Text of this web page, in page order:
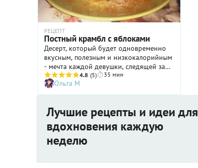
РЕЦЕПТ
Постный крамбл с яблоками
Десерт, который будет одновременно
вкусным, полезным и низкокалорийным
- мечта каждой девушки, следящей за
своей фигурой. А во время Великого
поста это блюдо скрасит нехитрую
трапезу и привнесет нотки медово-
4.8 (5) 35 мин
Ольга М
Лучшие рецепты и идеи для
вдохновения каждую
неделю